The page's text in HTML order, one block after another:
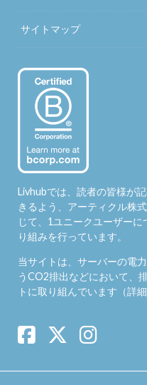
サイトマップ
Livhubでは、読者の皆様が
きるよう、アーティクル株
じて、1ユニークユーザー
り組みを行っています。
当サイトは、サーバーの電
うCO2排出などにおいて、
トに取り組んでいます（詳細